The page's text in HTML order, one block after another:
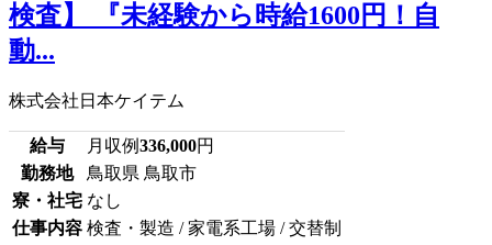
検査】 『未経験から時給1600円！自
動...
株式会社日本ケイテム
給与 月収例336,000円
勤務地
鳥取県 鳥取市
寮・社宅 なし
仕事内容 検査・製造 / 家電系工場 / 交替制